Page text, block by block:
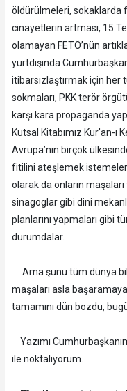
öldürülmeleri, sokaklarda
cinayetlerin artması, 15
olamayan FETÖ’nün
yurtdışında
itibarsızlaştırmak için her
sokmaları, PKK terör
karşı kara propaganda
Kutsal Kitabımız Kur'an-ı
Avrupa’nın birçok
fitilini ateşlemek
olarak da onların
sinagoglar gibi dini
planlarını yapmaları gibi
durumdalar.
Ama şunu tüm dünya
maşaları asla
tamamını dün bozdu,
Yazımı
ile noktalıyorum.